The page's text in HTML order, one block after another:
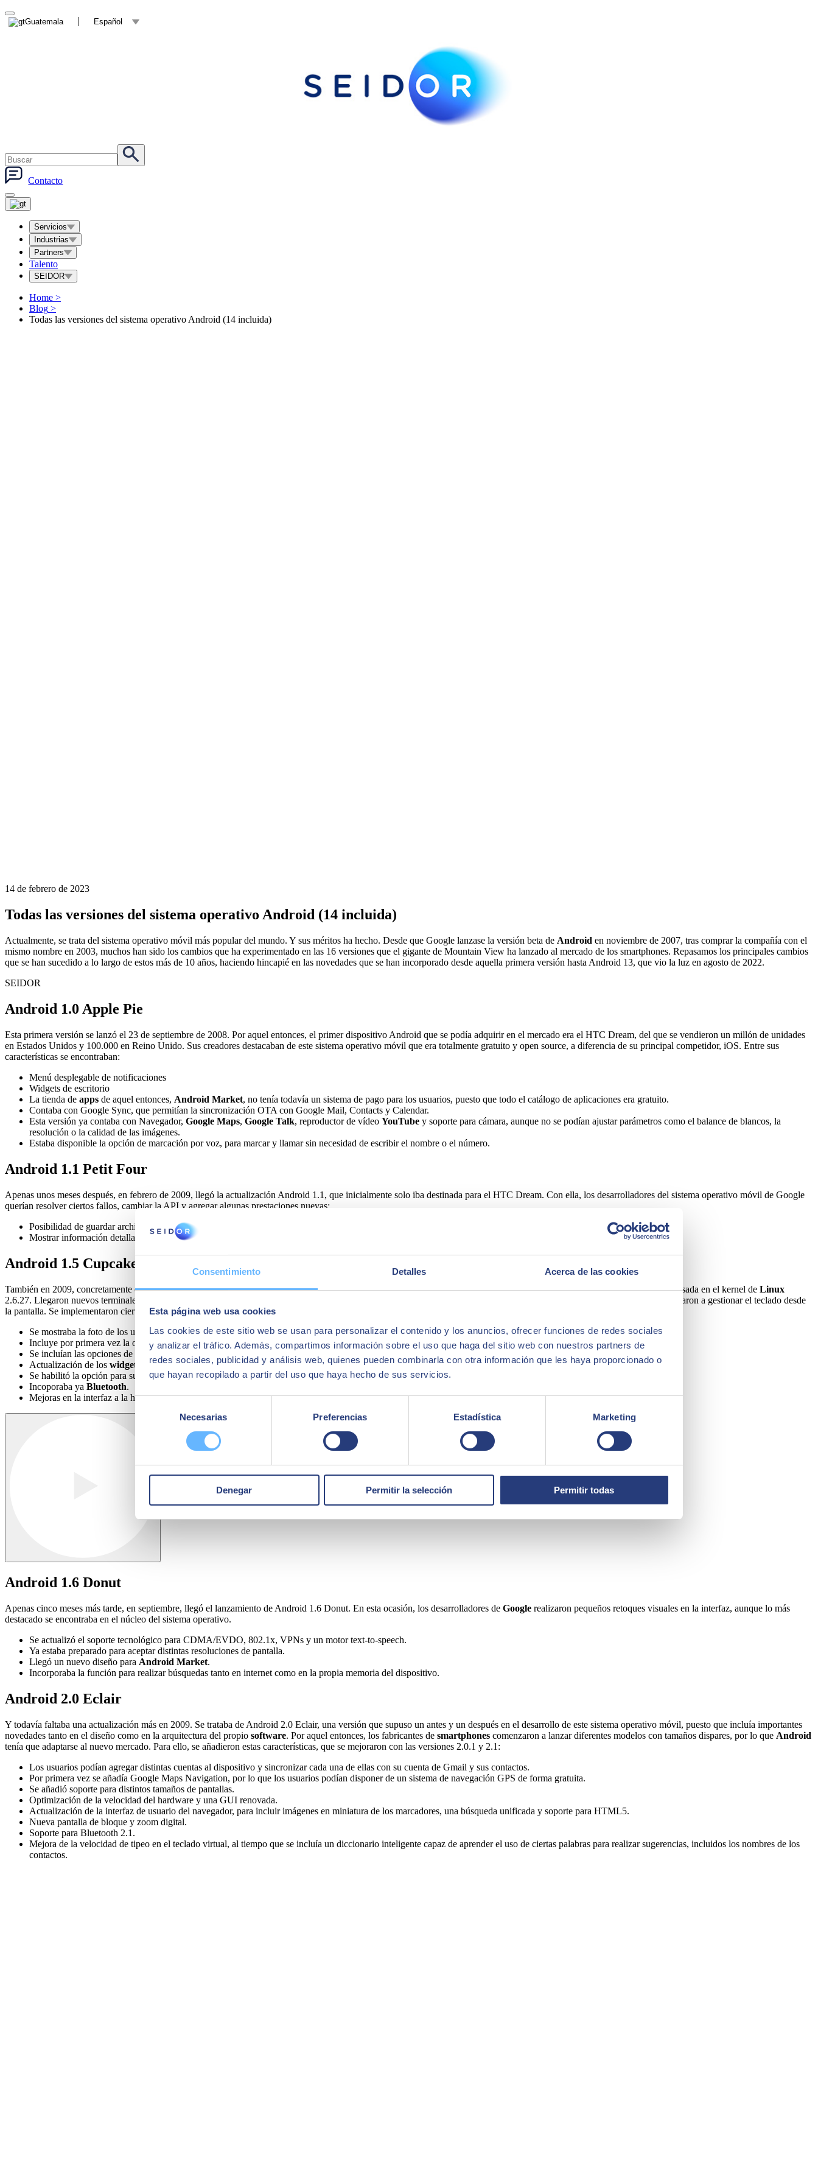
Consentimiento Detalles Acerca de las cookies
Esta página web usa cookies
Las cookies de este sitio web se usan para personalizar el contenido y los anuncios, ofrecer funciones de redes sociales
y analizar el tráfico. Además, compartimos información sobre el uso que haga del sitio web con nuestros partners de
redes sociales, publicidad y análisis web, quienes pueden combinarla con otra información que les haya proporcionado o
que hayan recopilado a partir del uso que haya hecho de sus servicios.
Selección
de
consentimiento
Necesarias Preferencias Estadística Marketing
Denegar Permitir la selección Permitir todas
Guatemala Español
Contacto
Servicios
Industrias
Partners
Talento
SEIDOR
Home >
Blog >
Todas las versiones del sistema operativo Android (14 incluida)
14 de febrero de 2023
Todas las versiones del sistema operativo Android (14 incluida)
Actualmente, se trata del sistema operativo móvil más popular del mundo. Y sus méritos ha hecho. Desde que Google lanzase la versión beta de Android en noviembre de 2007, tras comprar la compañía con el
mismo nombre en 2003, muchos han sido los cambios que ha experimentado en las 16 versiones que el gigante de Mountain View ha lanzado al mercado de los smartphones. Repasamos los principales cambios
que se han sucedido a lo largo de estos más de 10 años, haciendo hincapié en las novedades que se han incorporado desde aquella primera versión hasta Android 13, que vio la luz en agosto de 2022.
SEIDOR
Android 1.0 Apple Pie
Esta primera versión se lanzó el 23 de septiembre de 2008. Por aquel entonces, el primer dispositivo Android que se podía adquirir en el mercado era el HTC Dream, del que se vendieron un millón de unidades
en Estados Unidos y 100.000 en Reino Unido. Sus creadores destacaban de este sistema operativo móvil que era totalmente gratuito y open source, a diferencia de su principal competidor, iOS. Entre sus
características se encontraban:
Menú desplegable de notificaciones
Widgets de escritorio
La tienda de apps de aquel entonces, Android Market, no tenía todavía un sistema de pago para los usuarios, puesto que todo el catálogo de aplicaciones era gratuito.
Contaba con Google Sync, que permitían la sincronización OTA con Google Mail, Contacts y Calendar.
Esta versión ya contaba con Navegador, Google Maps, Google Talk, reproductor de vídeo YouTube y soporte para cámara, aunque no se podían ajustar parámetros como el balance de blancos, la
resolución o la calidad de las imágenes.
Estaba disponible la opción de marcación por voz, para marcar y llamar sin necesidad de escribir el nombre o el número.
Android 1.1 Petit Four
Apenas unos meses después, en febrero de 2009, llegó la actualización Android 1.1, que inicialmente solo iba destinada para el HTC Dream. Con ella, los desarrolladores del sistema operativo móvil de Google
querían resolver ciertos fallos, cambiar la API y agregar algunas prestaciones nuevas:
Posibilidad de guardar archivos adjuntos en los mensajes.
Mostrar información detallada de los negocios que los usuarios podían ver a través de Google Maps.
Android 1.5 Cupcake
También en 2009, concretamente el 27 de abril, lanzaron la actualización Android 1.5 Cupcake, la primera que utilizó de forma oficial un nombre basado en un postre. Estaba basada en el kernel de Linux
2.6.27. Llegaron nuevos terminales, como el HTC Magic o el HTC myTouch 3G, que ya incorporaban algo novedoso: la
, por lo que los usuarios comenzaron a gestionar el teclado desde
la pantalla. Se implementaron ciertas mejoras en la interfaz, al tiempo que contenía nuevas características.
Se mostraba la foto de los usuarios en los contactos.
Incluye por primera vez la opción de autorotación de la pantalla.
Se incluían las opciones de copiar y pegar al utilizar el navegador web.
Actualización de los widgets
: añadía las vistas en miniaturas de las aplicaciones que se podían incrustar, por ejemplo, en la pantalla de inicio.
Se habilitó la opción para subir vídeos aYoutubey fotos a la plataforma Picasa.
Incoporaba ya Bluetooth.
Mejoras en la interfaz a la hora de grabar y reproducir vídeos.
Android 1.6 Donut
Apenas cinco meses más tarde, en septiembre, llegó el lanzamiento de Android 1.6 Donut. En esta ocasión, los desarrolladores de Google realizaron pequeños retoques visuales en la interfaz, aunque lo más
destacado se encontraba en el núcleo del sistema operativo.
Se actualizó el soporte tecnológico para CDMA/EVDO, 802.1x, VPNs y un motor text-to-speech.
Ya estaba preparado para aceptar distintas resoluciones de pantalla.
Llegó un nuevo diseño para Android Market.
Incorporaba la función para realizar búsquedas tanto en internet como en la propia memoria del dispositivo.
Android 2.0 Eclair
Y todavía faltaba una actualización más en 2009. Se trataba de Android 2.0 Eclair, una versión que supuso un antes y un después en el desarrollo de este sistema operativo móvil, puesto que incluía importantes
novedades tanto en el diseño como en la arquitectura del propio software. Por aquel entonces, los fabricantes de smartphones comenzaron a lanzar diferentes modelos con tamaños dispares, por lo que Android
tenía que adaptarse al nuevo mercado. Para ello, se añadieron estas características, que se mejoraron con las versiones 2.0.1 y 2.1:
Los usuarios podían agregar distintas cuentas al dispositivo y sincronizar cada una de ellas con su cuenta de Gmail y sus contactos.
Por primera vez se añadía Google Maps Navigation, por lo que los usuarios podían disponer de un sistema de navegación GPS de forma gratuita.
Se añadió soporte para distintos tamaños de pantallas.
Optimización de la velocidad del hardware y una GUI renovada.
Actualización de la interfaz de usuario del navegador, para incluir imágenes en miniatura de los marcadores, una búsqueda unificada y soporte para HTML5.
Nueva pantalla de bloque y zoom digital.
Soporte para Bluetooth 2.1.
Mejora de la velocidad de tipeo en el teclado virtual, al tiempo que se incluía un diccionario inteligente capaz de aprender el uso de ciertas palabras para realizar sugerencias, incluidos los nombres de los
contactos.